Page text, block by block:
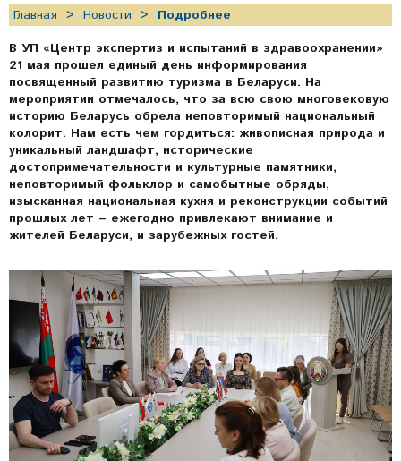
Главная Новости
Подробнее
В УП «Центр экспертиз и испытаний в здравоохранении»
21 мая прошел единый день информирования
посвященный развитию туризма в Беларуси. На
мероприятии отмечалось, что за всю свою многовековую
историю Беларусь обрела неповторимый национальный
колорит. Нам есть чем гордиться: живописная природа и
уникальный ландшафт, исторические
достопримечательности и культурные памятники,
неповторимый фольклор и самобытные обряды,
изысканная национальная кухня и реконструкции событий
прошлых лет – ежегодно привлекают внимание и
жителей Беларуси, и зарубежных гостей.